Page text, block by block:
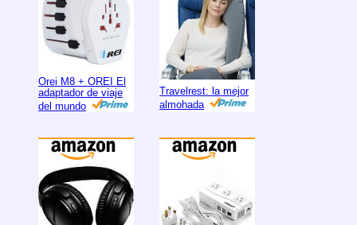
Orei M8 + OREI El
adaptador de viaje
del mundo
Travelrest: la mejor
almohada